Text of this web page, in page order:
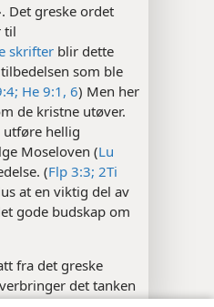
Det greske ordet
til
skrifter blir dette
som ble
He 9:1, 6) Men her
de kristne utøver.
utføre hellig
Moseloven (Lu
(Flp 3:3; 2Ti
at en viktig del av
gode budskap om
fra det greske
det tanken